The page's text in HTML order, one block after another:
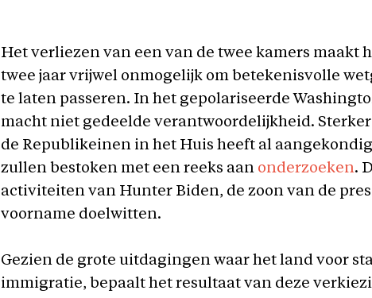
Het verliezen van een van de twee kamers maakt
twee jaar vrijwel onmogelijk om betekenisvolle
te laten passeren. In het gepolariseerde
macht niet gedeelde verantwoordelijkheid.
de Republikeinen in het Huis heeft al
zullen bestoken met een reeks aan onderzoeken.
activiteiten van Hunter Biden, de zoon van de
voorname doelwitten.
Gezien de grote uitdagingen waar het land voor
immigratie, bepaalt het resultaat van deze